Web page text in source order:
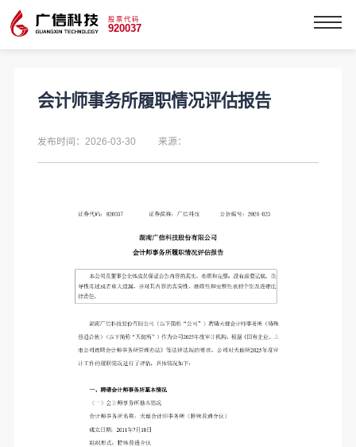
股票代码
920037
会计师事务所履职情况评估报告
发布时间：2026-03-30 来源：